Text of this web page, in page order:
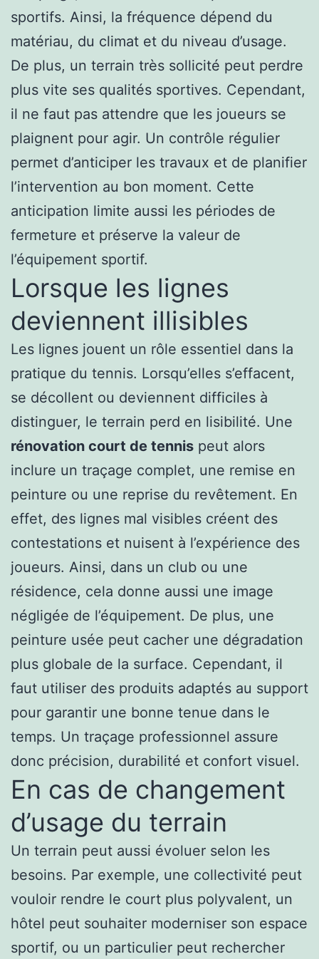
sportifs. Ainsi, la fréquence dépend du
matériau, du climat et du niveau d’usage.
De plus, un terrain très sollicité peut perdre
plus vite ses qualités sportives. Cependant,
il ne faut pas attendre que les joueurs se
plaignent pour agir. Un contrôle régulier
permet d’anticiper les travaux et de planifier
l’intervention au bon moment. Cette
anticipation limite aussi les périodes de
fermeture et préserve la valeur de
l’équipement sportif.
Lorsque les lignes
deviennent illisibles
Les lignes jouent un rôle essentiel dans la
pratique du tennis. Lorsqu’elles s’effacent,
se décollent ou deviennent difficiles à
distinguer, le terrain perd en lisibilité. Une
rénovation court de tennis peut alors
inclure un traçage complet, une remise en
peinture ou une reprise du revêtement. En
effet, des lignes mal visibles créent des
contestations et nuisent à l’expérience des
joueurs. Ainsi, dans un club ou une
résidence, cela donne aussi une image
négligée de l’équipement. De plus, une
peinture usée peut cacher une dégradation
plus globale de la surface. Cependant, il
faut utiliser des produits adaptés au support
pour garantir une bonne tenue dans le
temps. Un traçage professionnel assure
donc précision, durabilité et confort visuel.
En cas de changement
d’usage du terrain
Un terrain peut aussi évoluer selon les
besoins. Par exemple, une collectivité peut
vouloir rendre le court plus polyvalent, un
hôtel peut souhaiter moderniser son espace
sportif, ou un particulier peut rechercher